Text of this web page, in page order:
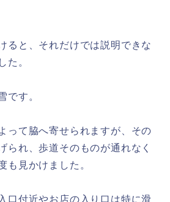
ると、それだけでは説明できな
た。
です。
って脇へ寄せられますが、その
られ、歩道そのものが通れなく
も見かけました。
口付近やお店の入り口は特に滑